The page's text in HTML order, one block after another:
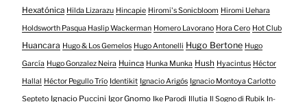
Hexatónica Hilda Lizarazu Hincapie Hiromi's Sonicbloom Hiromi Uehara
Holdsworth Pasqua Haslip Wackerman Homero Lavorano Hora Cero Hot Club
Huancara Hugo & Los Gemelos Hugo Antonelli Hugo Bertone Hugo
García Hugo Gonzalez Neira Huinca Hunka Munka Hush Hyacintus Héctor
Hallal Héctor Pegullo Trío Identikit Ignacio Arigós Ignacio Montoya Carlotto
Septeto Ignacio Puccini Igor Gnomo Ike Parodi Illutia Il Sogno di Rubik In-